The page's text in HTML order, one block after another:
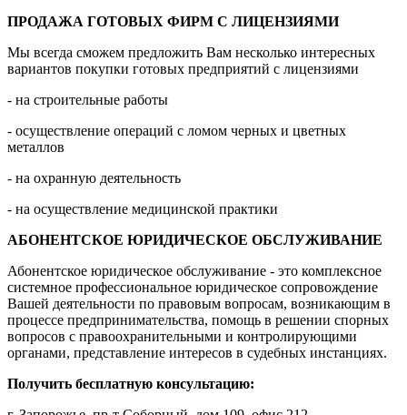
ПРОДАЖА ГОТОВЫХ ФИРМ С ЛИЦЕНЗИЯМИ
Мы всегда сможем предложить Вам несколько интересных
вариантов покупки готовых предприятий с лицензиями
- на строительные работы
- осуществление операций с ломом черных и цветных
металлов
- на охранную деятельность
- на осуществление медицинской практики
АБОНЕНТСКОЕ ЮРИДИЧЕСКОЕ ОБСЛУЖИВАНИЕ
Абонентское юридическое обслуживание - это комплексное
системное профессиональное юридическое сопровождение
Вашей деятельности по правовым вопросам, возникающим в
процессе предпринимательства, помощь в решении спорных
вопросов с правоохранительными и контролирующими
органами, представление интересов в судебных инстанциях.
Получить бесплатную консультацию: